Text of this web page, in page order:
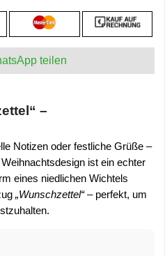
teilen
–
Notizen oder festliche Grüße –
ist ein echter
eines niedlichen Wichtels
„Wunschzettel“– perfekt, um